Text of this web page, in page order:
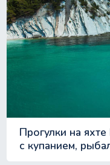
Прогулки на
с купанием,